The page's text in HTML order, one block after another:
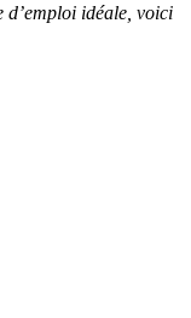
d’emploi idéale, voici